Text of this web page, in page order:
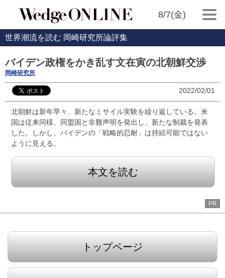
8/7(金)
世界潮流を読む 岡崎研究所論評集
バイデン政権をかき乱す文在寅の北朝鮮交渉
岡崎研究所
2022/02/01
北朝鮮は新年早々、新たなミサイル実験を繰り返している。米
国は従来同様、同盟国と非難声明を発出し、新たな制裁を発表
した。しかし、バイデンの「戦略的忍耐」は持続可能ではない
ように見える。
本文を読む
PR
トップページ